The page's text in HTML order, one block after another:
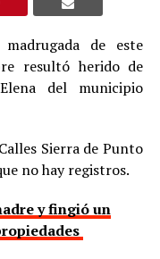
de este
resultó herido de
del municipio
Sierra de Punto
no hay registros.
y fingió un